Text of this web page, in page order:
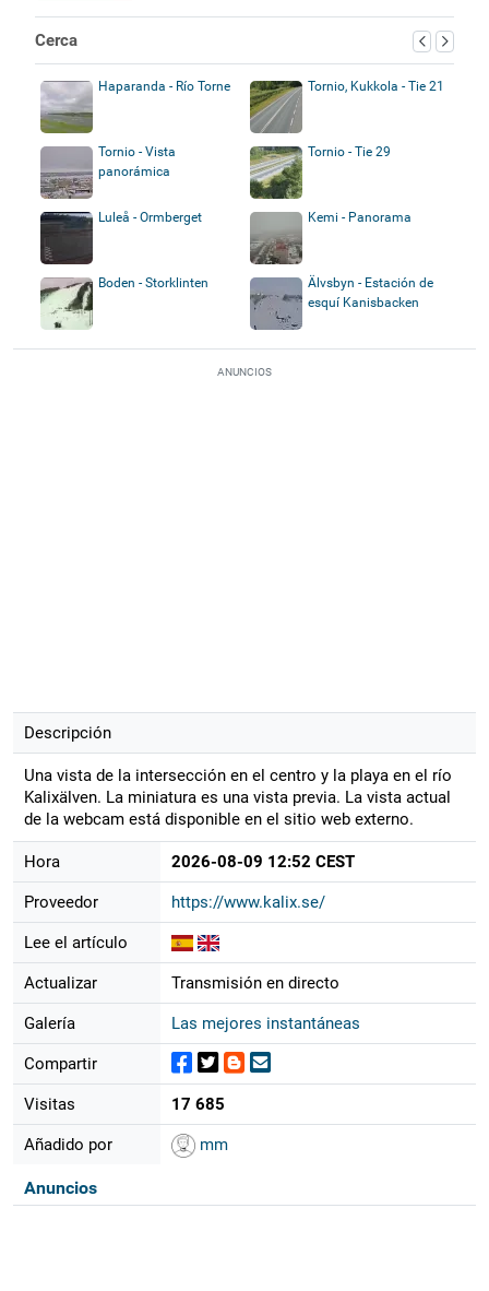
Cerca
Haparanda - Río Torne Tornio, Kukkola - Tie 21
Tornio - Vista
panorámica
Tornio - Tie 29
Luleå - Ormberget Kemi - Panorama
Boden - Storklinten
Älvsbyn - Estación de
esquí Kanisbacken
ANUNCIOS
Descripción
Una vista de la intersección en el centro y la playa en el río
Kalixälven. La miniatura es una vista previa. La vista actual
de la webcam está disponible en el sitio web externo.
Hora 2026-08-09 12:52 CEST
Proveedor https://www.kalix.se/
Lee el artículo
Actualizar Transmisión en directo
Galería Las mejores instantáneas
Compartir
Visitas 17 685
Añadido por mm
Anuncios